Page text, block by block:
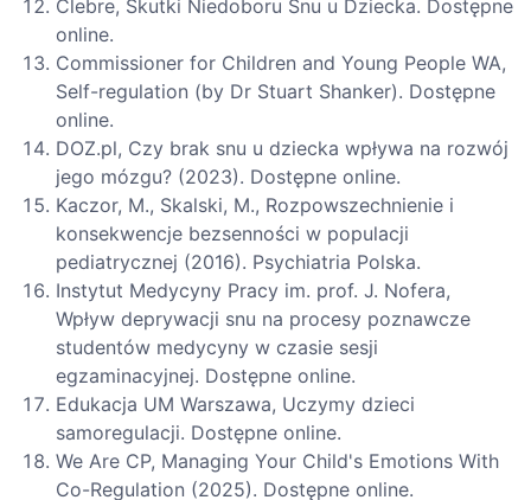
Clebre, Skutki Niedoboru Snu u Dziecka. Dostępne
online.
Commissioner for Children and Young People WA,
Self-regulation (by Dr Stuart Shanker). Dostępne
online.
DOZ.pl, Czy brak snu u dziecka wpływa na rozwój
jego mózgu? (2023). Dostępne online.
Kaczor, M., Skalski, M., Rozpowszechnienie i
konsekwencje bezsenności w populacji
pediatrycznej (2016). Psychiatria Polska.
Instytut Medycyny Pracy im. prof. J. Nofera,
Wpływ deprywacji snu na procesy poznawcze
studentów medycyny w czasie sesji
egzaminacyjnej. Dostępne online.
Edukacja UM Warszawa, Uczymy dzieci
samoregulacji. Dostępne online.
We Are CP, Managing Your Child's Emotions With
Co-Regulation (2025). Dostępne online.